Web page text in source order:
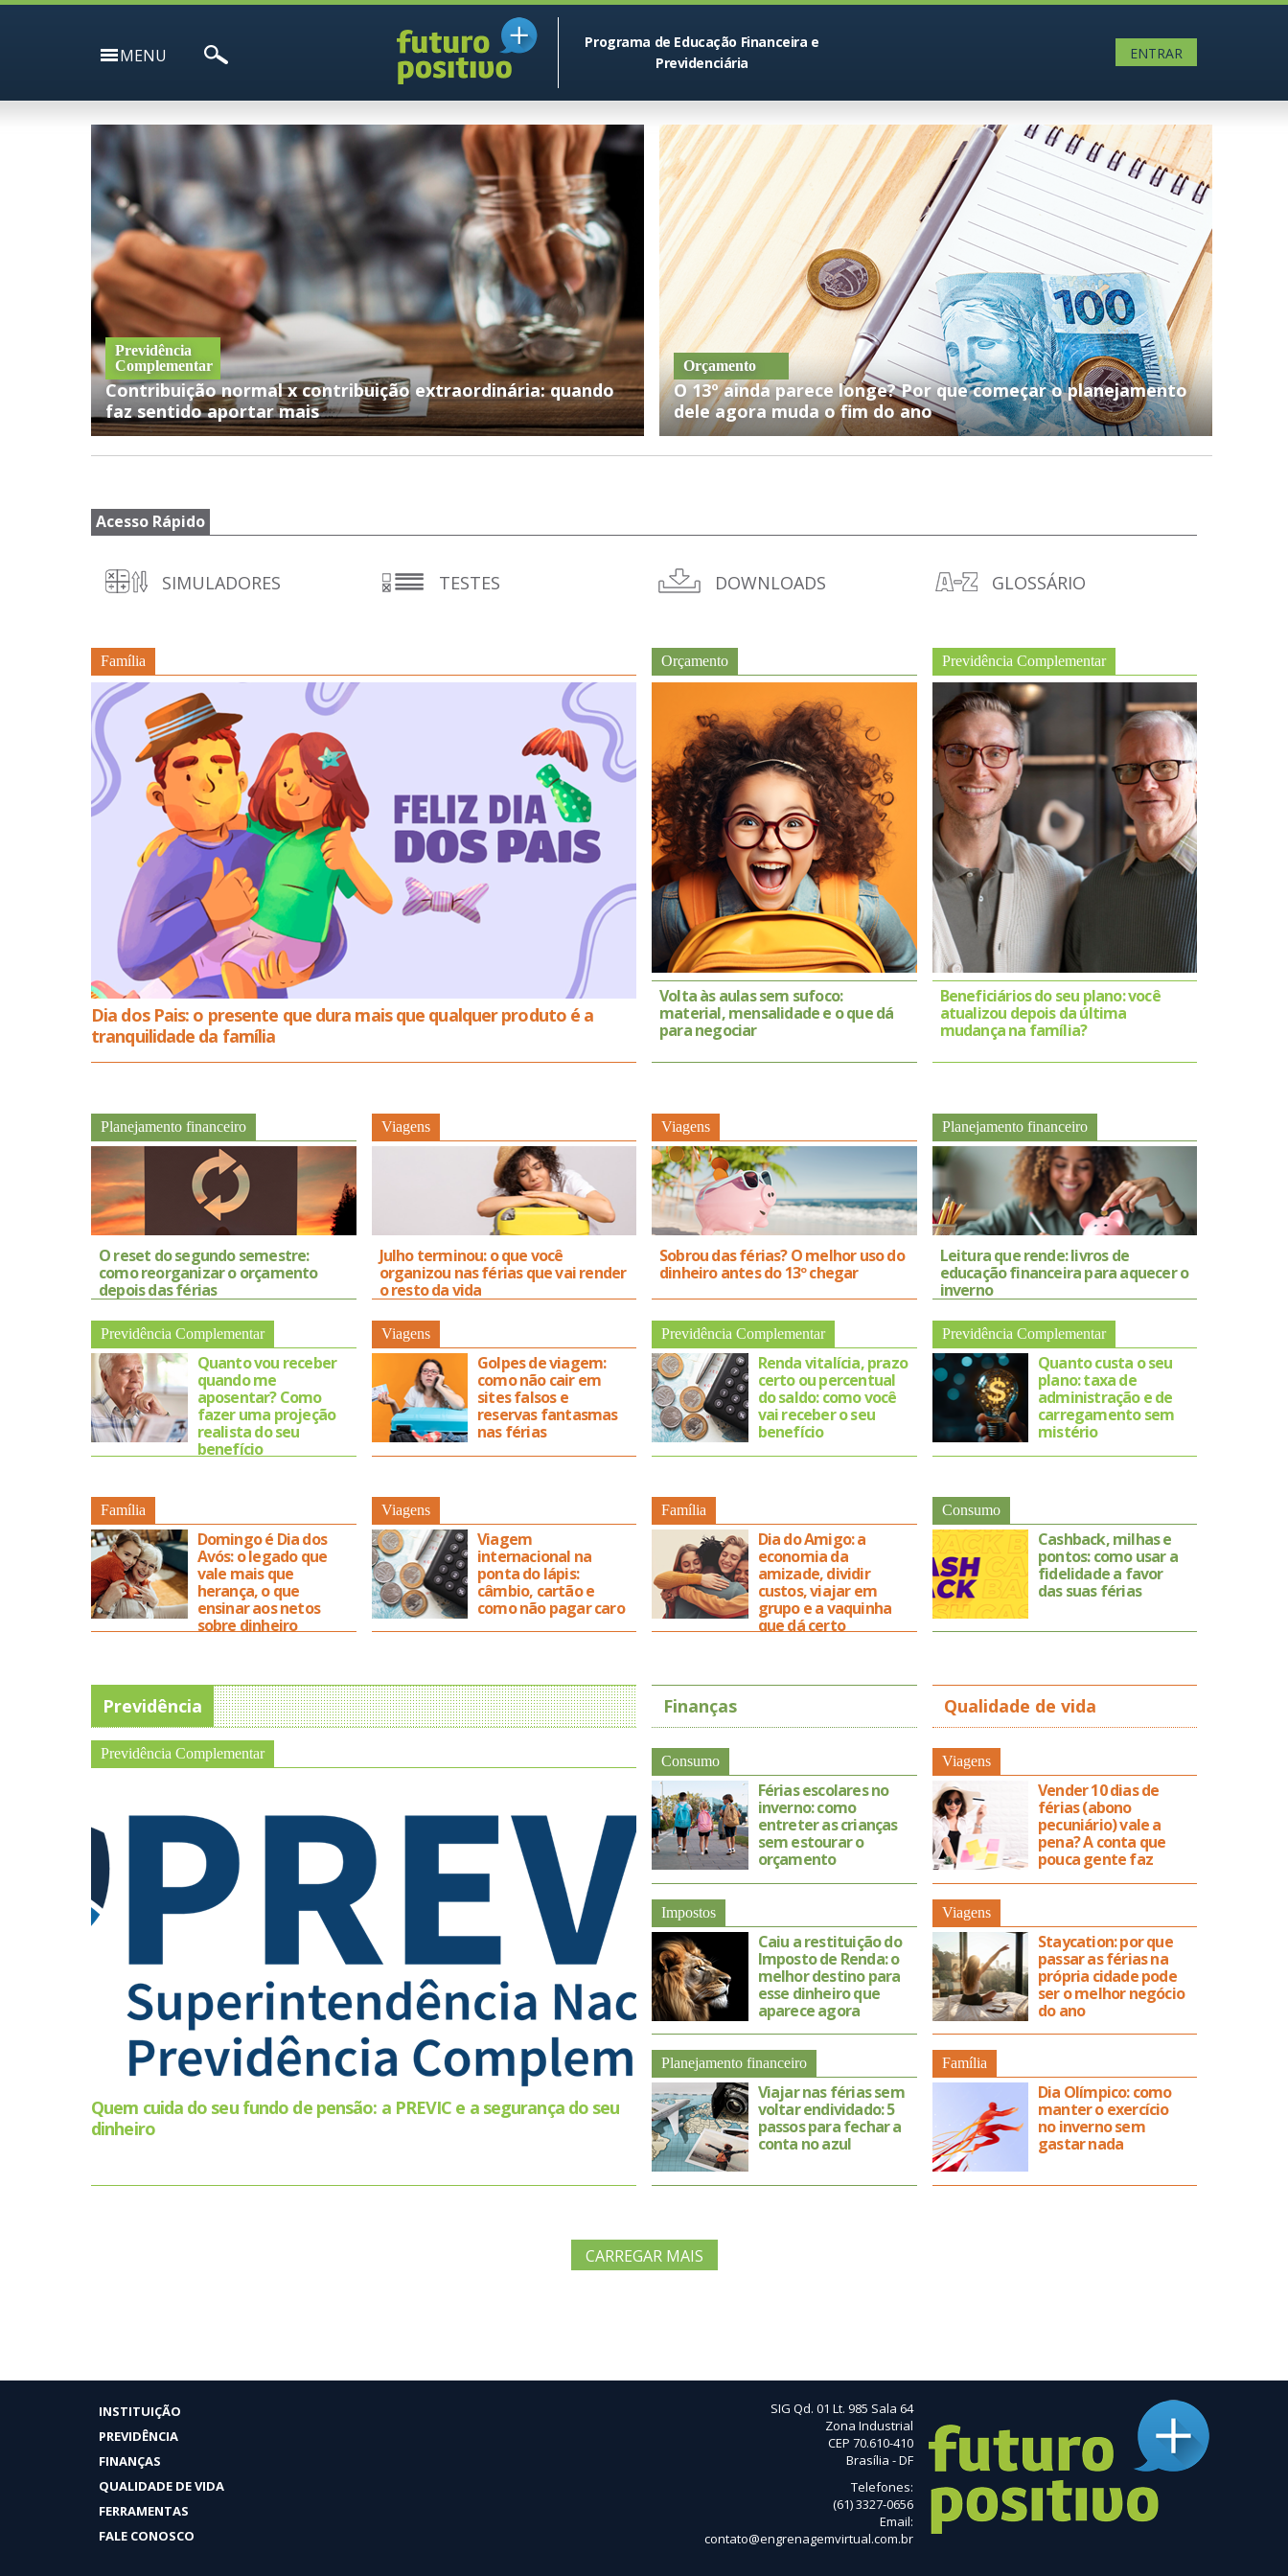
MENU
Programa de Educação Financeira e
Previdenciária
ENTRAR
Previdência
Complementar
Contribuição normal x contribuição extraordinária: quando
faz sentido aportar mais
Orçamento
O 13º ainda parece longe? Por que começar o planejamento
dele agora muda o fim do ano
Acesso Rápido
SIMULADORES TESTES DOWNLOADS GLOSSÁRIO
Família
Dia dos Pais: o presente que dura mais que qualquer produto é a
tranquilidade da família
Orçamento
Volta às aulas sem sufoco:
material, mensalidade e o que dá
para negociar
Previdência Complementar
Beneficiários do seu plano: você
atualizou depois da última
mudança na família?
Planejamento financeiro
O reset do segundo semestre:
como reorganizar o orçamento
depois das férias
Viagens
Julho terminou: o que você
organizou nas férias que vai render
o resto da vida
Viagens
Sobrou das férias? O melhor uso do
dinheiro antes do 13º chegar
Planejamento financeiro
Leitura que rende: livros de
educação financeira para aquecer o
inverno
Previdência Complementar
Quanto vou receber
quando me
aposentar? Como
fazer uma projeção
realista do seu
benefício
Família
Domingo é Dia dos
Avós: o legado que
vale mais que
herança, o que
ensinar aos netos
sobre dinheiro
Viagens
Golpes de viagem:
como não cair em
sites falsos e
reservas fantasmas
nas férias
Viagens
Viagem
internacional na
ponta do lápis:
câmbio, cartão e
como não pagar caro
Previdência Complementar
Renda vitalícia, prazo
certo ou percentual
do saldo: como você
vai receber o seu
benefício
Família
Dia do Amigo: a
economia da
amizade, dividir
custos, viajar em
grupo e a vaquinha
que dá certo
Previdência Complementar
Quanto custa o seu
plano: taxa de
administração e de
carregamento sem
mistério
Consumo
Cashback, milhas e
pontos: como usar a
fidelidade a favor
das suas férias
Previdência
Previdência Complementar
Quem cuida do seu fundo de pensão: a PREVIC e a segurança do seu
dinheiro
Finanças
Consumo
Férias escolares no
inverno: como
entreter as crianças
sem estourar o
orçamento
Impostos
Caiu a restituição do
Imposto de Renda: o
melhor destino para
esse dinheiro que
aparece agora
Planejamento financeiro
Viajar nas férias sem
voltar endividado: 5
passos para fechar a
conta no azul
Qualidade de vida
Viagens
Vender 10 dias de
férias (abono
pecuniário) vale a
pena? A conta que
pouca gente faz
Viagens
Staycation: por que
passar as férias na
própria cidade pode
ser o melhor negócio
do ano
Família
Dia Olímpico: como
manter o exercício
no inverno sem
gastar nada
CARREGAR MAIS
INSTITUIÇÃO
PREVIDÊNCIA
FINANÇAS
QUALIDADE DE VIDA
FERRAMENTAS
FALE CONOSCO
SIG Qd. 01 Lt. 985 Sala 64
Zona Industrial
CEP 70.610-410
Brasília - DF
Telefones:
(61) 3327-0656
Email:
contato@engrenagemvirtual.com.br